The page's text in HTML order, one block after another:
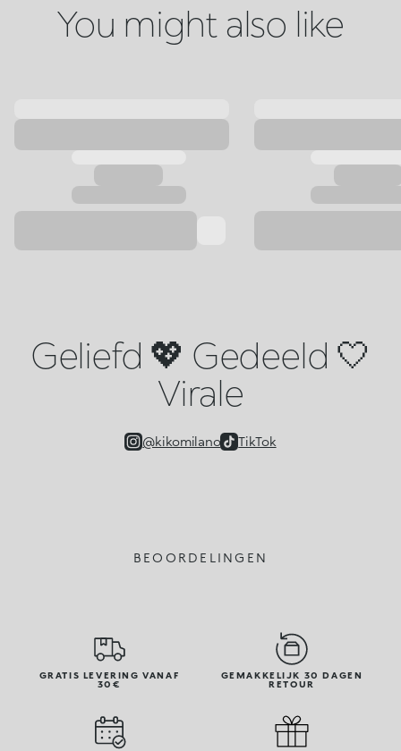
You might also like
Geliefd 💖 Gedeeld 🤍
Virale
@kikomilano TikTok
BEOORDELINGEN
GRATIS LEVERING VANAF
30€
GEMAKKELIJK 30 DAGEN
RETOUR